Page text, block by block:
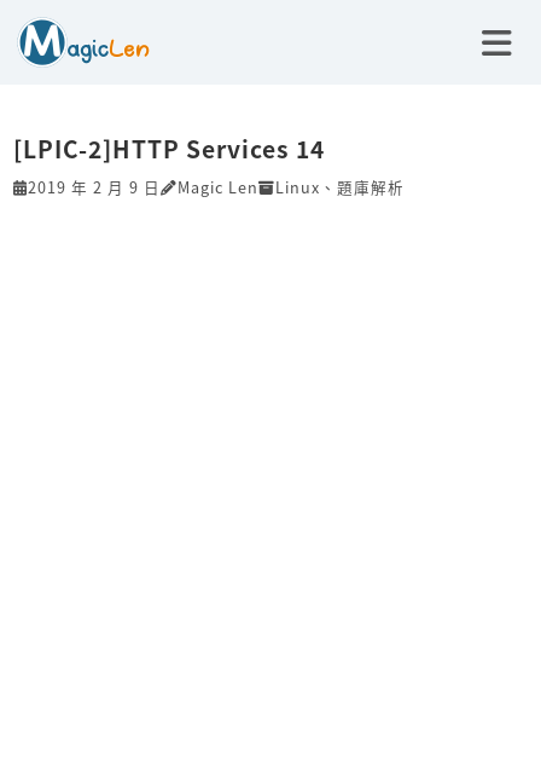
[LPIC-2]HTTP Services 14
2019 年 2 月 9 日 Magic Len Linux 、 題庫解析